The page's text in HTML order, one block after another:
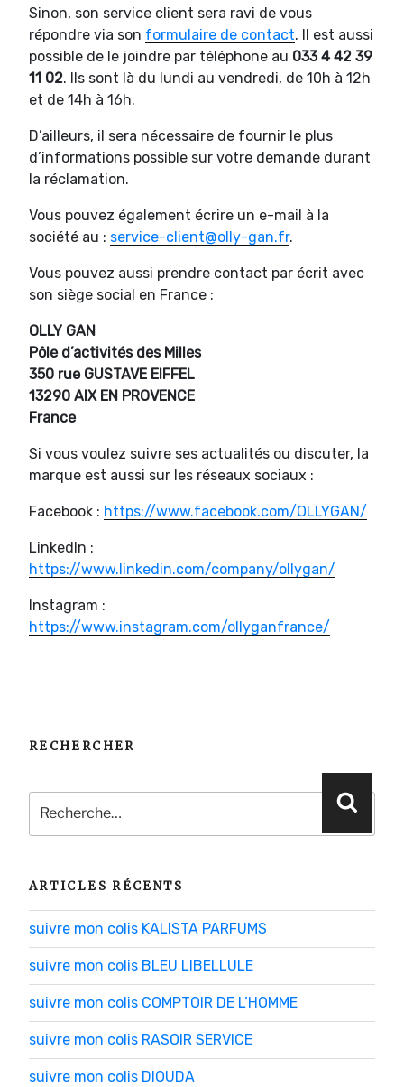
Sinon, son service client sera ravi de vous
répondre via son formulaire de contact. Il est aussi
possible de le joindre par téléphone au 033 4 42 39
11 02. Ils sont là du lundi au vendredi, de 10h à 12h
et de 14h à 16h.
D’ailleurs, il sera nécessaire de fournir le plus
d’informations possible sur votre demande durant
la réclamation.
Vous pouvez également écrire un e-mail à la
société au : service-client@olly-gan.fr.
Vous pouvez aussi prendre contact par écrit avec
son siège social en France :
OLLY GAN
Pôle d’activités des Milles
350 rue GUSTAVE EIFFEL
13290 AIX EN PROVENCE
France
Si vous voulez suivre ses actualités ou discuter, la
marque est aussi sur les réseaux sociaux :
Facebook : https://www.facebook.com/OLLYGAN/
LinkedIn :
https://www.linkedin.com/company/ollygan/
Instagram :
https://www.instagram.com/ollyganfrance/
RECHERCHER
Recherche
pour
:
ARTICLES RÉCENTS
suivre mon colis KALISTA PARFUMS
suivre mon colis BLEU LIBELLULE
suivre mon colis COMPTOIR DE L’HOMME
suivre mon colis RASOIR SERVICE
suivre mon colis DIOUDA